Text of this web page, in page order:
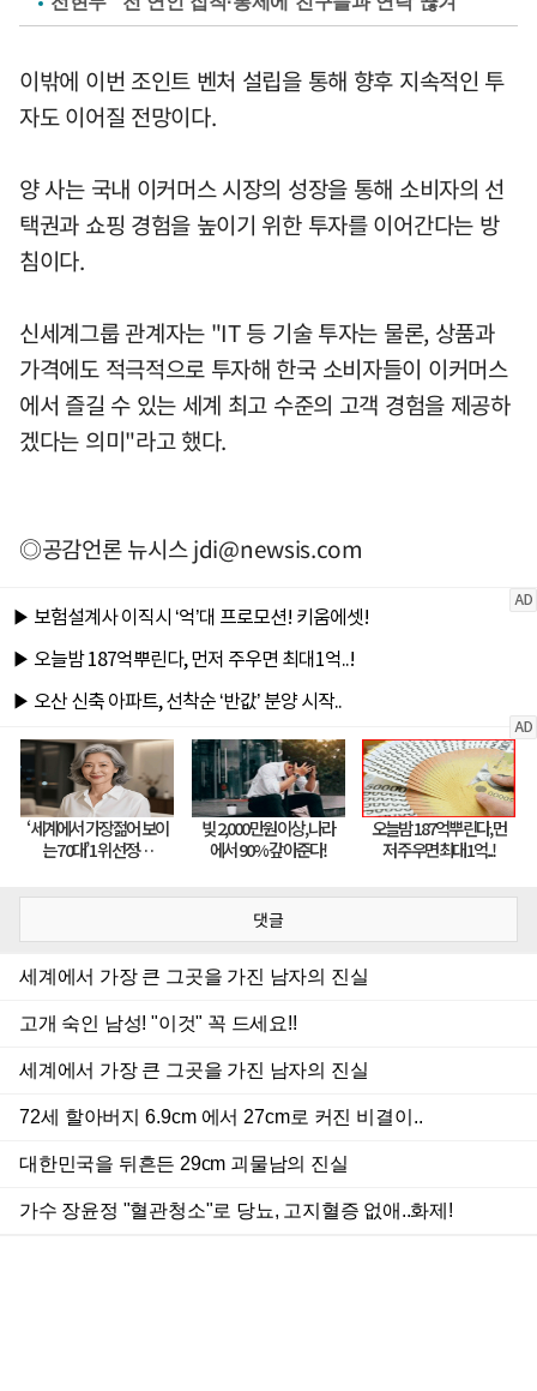
이밖에 이번 조인트 벤처 설립을 통해 향후 지속적인 투
자도 이어질 전망이다.
양 사는 국내 이커머스 시장의 성장을 통해 소비자의 선
택권과 쇼핑 경험을 높이기 위한 투자를 이어간다는 방
침이다.
신세계그룹 관계자는 "IT 등 기술 투자는 물론, 상품과
가격에도 적극적으로 투자해 한국 소비자들이 이커머스
에서 즐길 수 있는 세계 최고 수준의 고객 경험을 제공하
겠다는 의미"라고 했다.
◎공감언론 뉴시스jdi@newsis.com
댓글